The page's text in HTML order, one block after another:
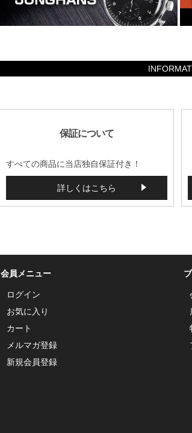
保証について
すべての商品に当店独自保証付き！
詳しくはこちら
会員メニュー
ログイン
お気に入り
カート
メルマガ登録
新規会員登録